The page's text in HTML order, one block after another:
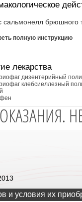
сальмонелл брюшного
полную инструкцию
лекарства
дизентерийный
клебсиеллезный
и условия их